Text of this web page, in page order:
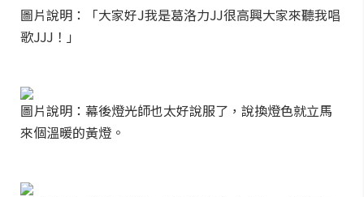
圖片說明：「大家好J我是葛洛力JJ很高興大家來聽我唱
歌JJJ！」
圖片說明：幕後燈光師也太好說服了，說換燈色就立馬
來個溫暖的黃燈。